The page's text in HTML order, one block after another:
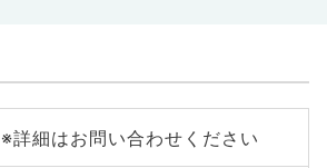
※詳細はお問い合わせください